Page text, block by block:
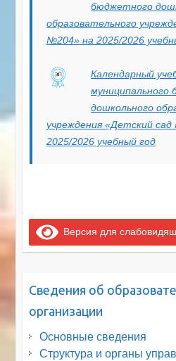
бюджетного
образовательного
№204» на 2025/2026
Календарный
муниципального
дошкольного
учреждения «Детский
2025/2026 учебный год
Версия для
Сведения об
организации
Основные сведения
Структура и органы